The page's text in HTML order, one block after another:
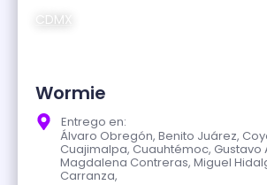
CDMX
Wormie
Entrego en:
Álvaro Obregón, Benito Juárez,
Cuajimalpa, Cuauhtémoc, Gustavo
Magdalena Contreras, Miguel
Carranza,